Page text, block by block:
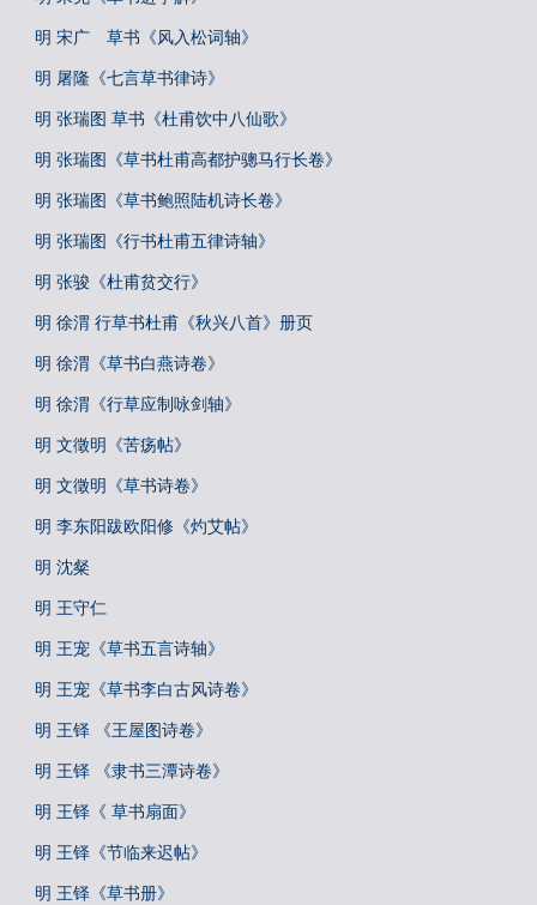
明 宋广 草书《风入松词轴》
明 屠隆《七言草书律诗》
明 张瑞图 草书《杜甫饮中八仙歌》
明 张瑞图《草书杜甫高都护骢马行长卷》
明 张瑞图《草书鲍照陆机诗长卷》
明 张瑞图《行书杜甫五律诗轴》
明 张骏《杜甫贫交行》
明 徐渭 行草书杜甫《秋兴八首》册页
明 徐渭《草书白燕诗卷》
明 徐渭《行草应制咏剑轴》
明 文徵明《苦疡帖》
明 文徵明《草书诗卷》
明 李东阳跋欧阳修《灼艾帖》
明 沈粲
明 王守仁
明 王宠《草书五言诗轴》
明 王宠《草书李白古风诗卷》
明 王铎 《王屋图诗卷》
明 王铎 《隶书三潭诗卷》
明 王铎《 草书扇面》
明 王铎《节临来迟帖》
明 王铎《草书册》